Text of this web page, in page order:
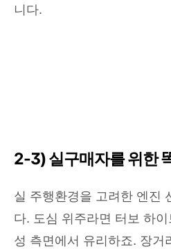
니다.
2-3) 실구매자를 위한
실 주행환경을 고려한 엔진
다. 도심 위주라면 터보 하
성 측면에서 유리하죠. 장거